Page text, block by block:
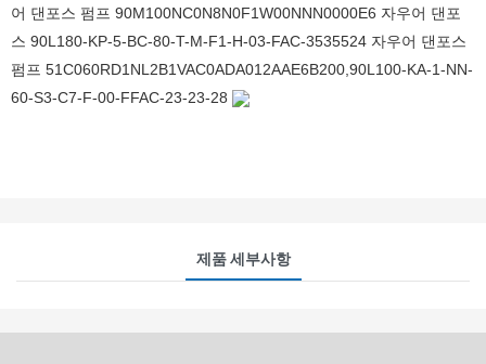
어 댄포스 펌프 90M100NC0N8N0F1W00NNN0000E6 자우어 댄포
스 90L180-KP-5-BC-80-T-M-F1-H-03-FAC-3535524 자우어 댄포스
펌프 51C060RD1NL2B1VAC0ADA012AAE6B200,90L100-KA-1-NN-
60-S3-C7-F-00-FFAC-23-23-28
제품 세부사항